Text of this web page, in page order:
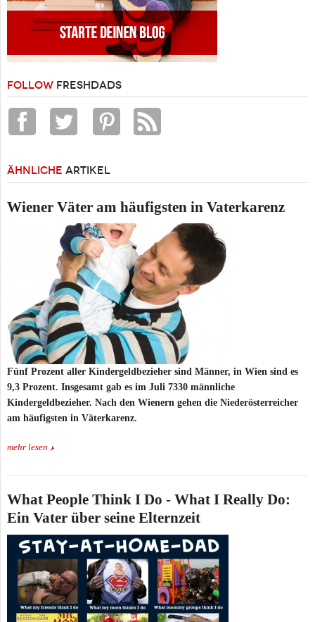
FOLLOW FRESHDADS
ÄHNLICHE ARTIKEL
Wiener Väter am häufigsten in Vaterkarenz
Fünf Prozent aller Kindergeldbezieher sind Männer, in Wien sind es
9,3 Prozent. Insgesamt gab es im Juli 7330 männliche
Kindergeldbezieher. Nach den Wienern gehen die Niederösterreicher
am häufigsten in Väterkarenz.
mehr lesen
What People Think I Do - What I Really Do:
Ein Vater über seine Elternzeit